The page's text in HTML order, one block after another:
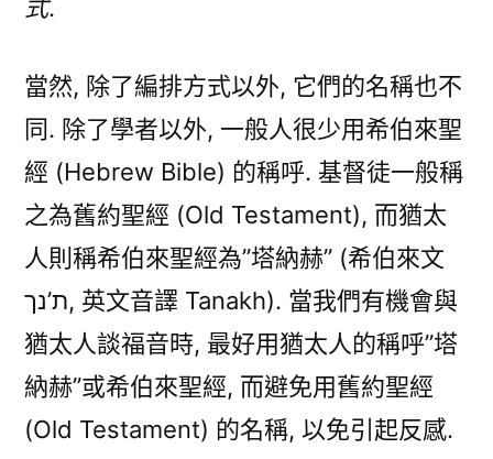
式.
當然, 除了編排方式以外, 它們的名稱也不
同. 除了學者以外, 一般人很少用希伯來聖
經 (Hebrew Bible) 的稱呼. 基督徒一般稱
之為舊約聖經 (Old Testament), 而猶太
人則稱希伯來聖經為”塔納赫” (希伯來文
ת’נך, 英文音譯 Tanakh). 當我們有機會與
猶太人談福音時, 最好用猶太人的稱呼”塔
納赫”或希伯來聖經, 而避免用舊約聖經
(Old Testament) 的名稱, 以免引起反感.